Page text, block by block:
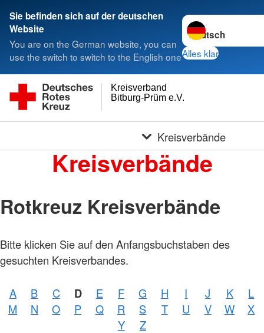
Sie befinden sich auf der deutschen
Website
You are on the German website, you can
use the switch to switch to the English one
Sprache wechseln
Alles klar
Bitburg-Prüm e.V.
Kreisverband
Kreisverbände
Kreisverbände
Rotkreuz Kreisverbände
Bitte klicken Sie auf den Anfangsbuchstaben des
gesuchten Kreisverbandes.
A B C D E F G H I J K
L
M
N O P Q R S T U V W
X
Y
Z